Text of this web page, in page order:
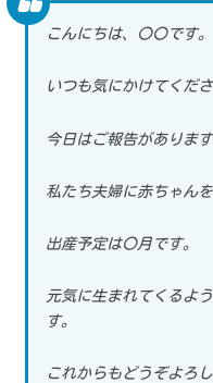
こんにちは、〇〇です。
いつも気にかけてくだ
今日はご報告があります
私たち夫婦に赤ちゃん
出産予定は〇月です。
元気に生まれてくるよ
す。
これからもどうぞよろ